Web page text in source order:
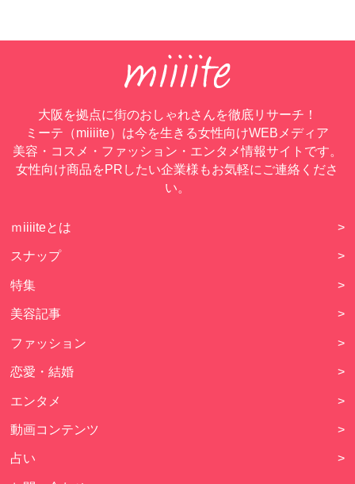
大阪を拠点に街のおしゃれさんを徹底リサーチ！
ミーテ（miiiite）は今を生きる女性向けWEBメディア
美容・コスメ・ファッション・エンタメ情報サイトです。
女性向け商品をPRしたい企業様もお気軽にご連絡くださ
い。
ｍiiiiteとは >
スナップ >
特集 >
美容記事 >
ファッション >
恋愛・結婚 >
エンタメ >
動画コンテンツ >
占い >